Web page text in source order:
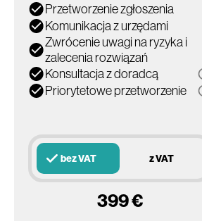
Przetworzenie zgłoszenia
Komunikacja z urzędami
Zwrócenie uwagi na ryzyka i
zalecenia rozwiązań
Konsultacja z doradcą
Priorytetowe przetworzenie
bez VAT z VAT
399 €